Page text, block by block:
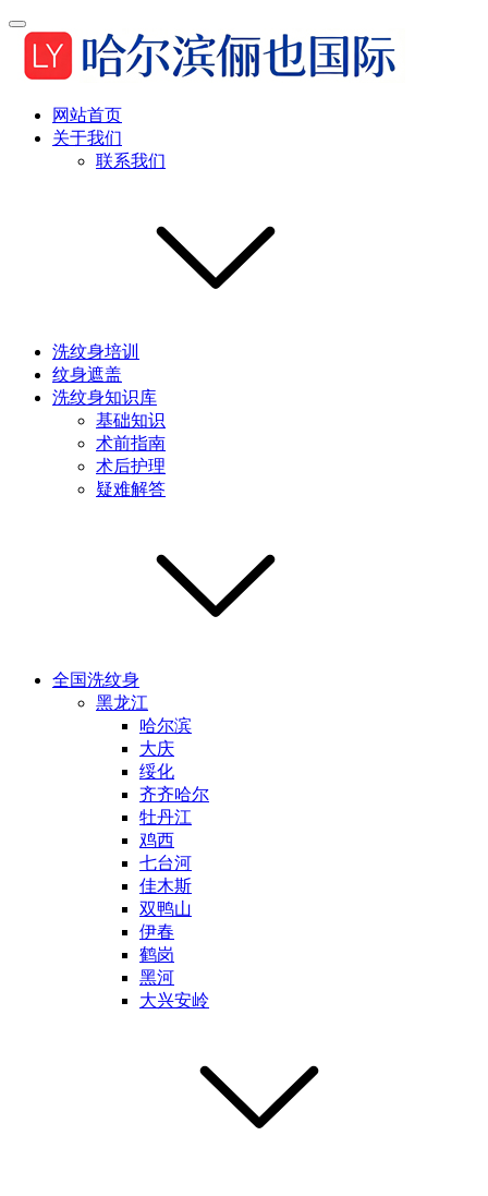
网站首页
关于我们
联系我们
洗纹身培训
纹身遮盖
洗纹身知识库
基础知识
术前指南
术后护理
疑难解答
全国洗纹身
黑龙江
哈尔滨
大庆
绥化
齐齐哈尔
牡丹江
鸡西
七台河
佳木斯
双鸭山
伊春
鹤岗
黑河
大兴安岭